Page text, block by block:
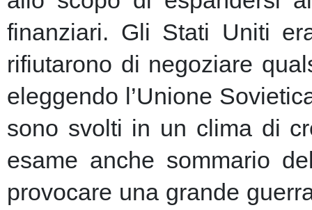
finanziari. Gli Stati Uniti
rifiutarono di negoziare
eleggendo l’Unione
sono svolti in un clima di
esame anche sommario
provocare una grande